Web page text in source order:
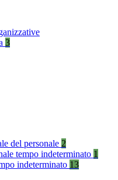
3
del personale 2
tempo indeterminato 1
indeterminato 13